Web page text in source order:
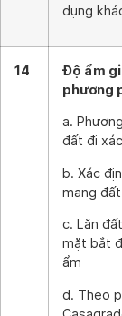
dụng
14
Độ ẩm
phương
a.
đất đi
b. Xác
mang
c. Lăn
mặt bắt
ẩm
d. Theo